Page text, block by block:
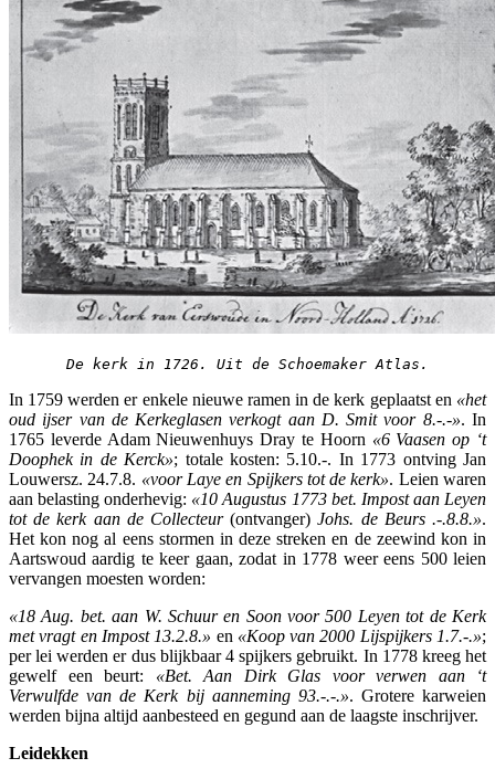
De kerk in 1726. Uit de Schoemaker Atlas.
In 1759 werden er enkele nieuwe ramen in de kerk geplaatst en «het
oud ijser van de Kerkeglasen verkogt aan D. Smit voor 8.-.-». In
1765 leverde Adam Nieuwenhuys Dray te Hoorn «6 Vaasen op ‘t
Doophek in de Kerck»; totale kosten: 5.10.-. In 1773 ontving Jan
Louwersz. 24.7.8. «voor Laye en Spijkers tot de kerk». Leien waren
aan belasting onderhevig: «10 Augustus 1773 bet. Impost aan Leyen
tot de kerk aan de Collecteur(ontvanger)Johs. de Beurs .-.8.8.».
Het kon nog al eens stormen in deze streken en de zeewind kon in
Aartswoud aardig te keer gaan, zodat in 1778 weer eens 500 leien
vervangen moesten worden:
«18 Aug. bet. aan W. Schuur en Soon voor 500 Leyen tot de Kerk
met vragt en Impost 13.2.8.» en «Koop van 2000 Lijspijkers 1.7.-.»;
per lei werden er dus blijkbaar 4 spijkers gebruikt. In 1778 kreeg het
gewelf een beurt: «Bet. Aan Dirk Glas voor verwen aan ‘t
Verwulfde van de Kerk bij aanneming 93.-.-.». Grotere karweien
werden bijna altijd aanbesteed en gegund aan de laagste inschrijver.
Leidekken